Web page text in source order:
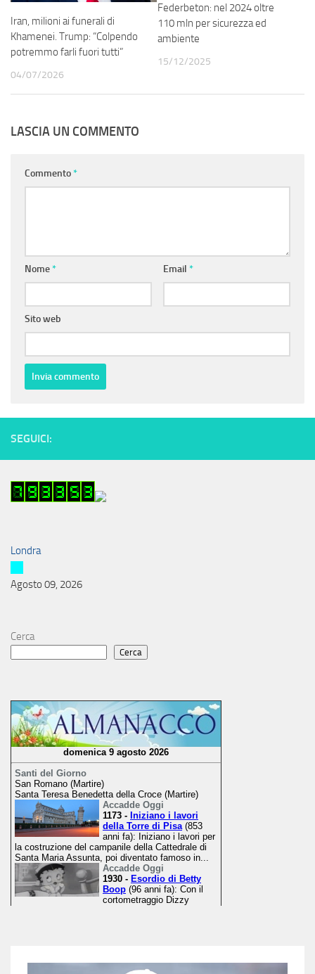
Iran, milioni ai funerali di
Khamenei. Trump: “Colpendo
potremmo farli fuori tutti”
04/07/2026
Federbeton: nel 2024 oltre
110 mln per sicurezza ed
ambiente
15/12/2025
LASCIA UN COMMENTO
Commento*
Nome* Email *
Sito web
SEGUICI:
Londra
Agosto 09, 2026
Cerca
Cerca